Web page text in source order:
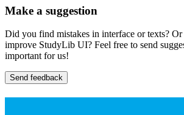
Make a suggestion
Did you find mistakes in interface or texts?
improve StudyLib UI? Feel free to send
important for us!
Send feedback